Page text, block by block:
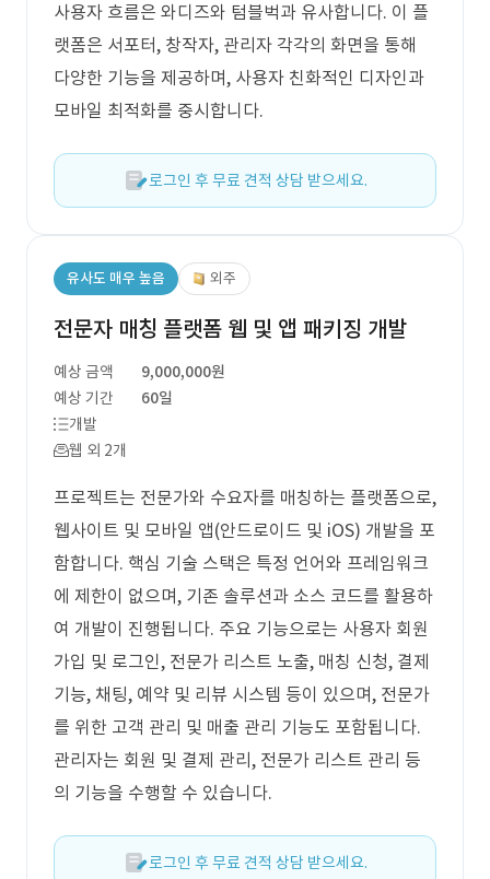
사용자 흐름은 와디즈와 텀블벅과 유사합니다. 이 플
랫폼은 서포터, 창작자, 관리자 각각의 화면을 통해
다양한 기능을 제공하며, 사용자 친화적인 디자인과
모바일 최적화를 중시합니다.
로그인 후 무료 견적 상담 받으세요.
유사도 매우 높음 외주
전문자 매칭 플랫폼 웹 및 앱 패키징 개발
예상 금액
9,000,000원
예상 기간
60일
개발
웹 외 2개
프로젝트는 전문가와 수요자를 매칭하는 플랫폼으로,
웹사이트 및 모바일 앱(안드로이드 및 iOS) 개발을 포
함합니다. 핵심 기술 스택은 특정 언어와 프레임워크
에 제한이 없으며, 기존 솔루션과 소스 코드를 활용하
여 개발이 진행됩니다. 주요 기능으로는 사용자 회원
가입 및 로그인, 전문가 리스트 노출, 매칭 신청, 결제
기능, 채팅, 예약 및 리뷰 시스템 등이 있으며, 전문가
를 위한 고객 관리 및 매출 관리 기능도 포함됩니다.
관리자는 회원 및 결제 관리, 전문가 리스트 관리 등
의 기능을 수행할 수 있습니다.
로그인 후 무료 견적 상담 받으세요.